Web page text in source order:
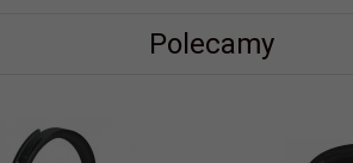
Polecamy